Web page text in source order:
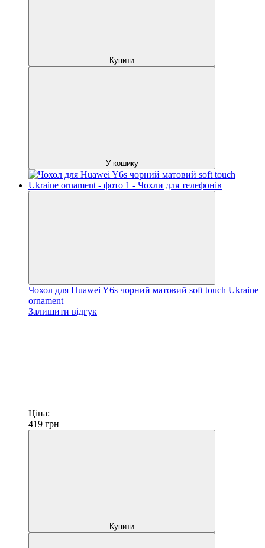
Купити
У кошику
Чохол для Huawei Y6s чорний матовий soft touch Ukraine
ornament
Залишити відгук
Ціна:
419 грн
Купити